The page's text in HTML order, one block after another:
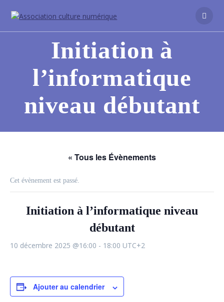
Initiation à
l’informatique
niveau débutant
« Tous les Évènements
Cet évènement est passé.
Initiation à l’informatique niveau
débutant
10 décembre 2025 @16:00 - 18:00 UTC+2
Ajouter au calendrier